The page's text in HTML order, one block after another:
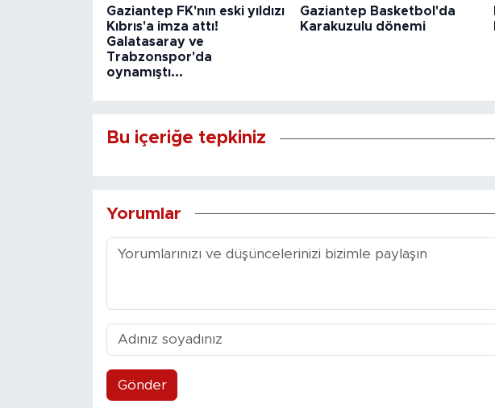
Gaziantep FK'nın eski yıldızı
Kıbrıs'a imza attı!
Galatasaray ve
Trabzonspor'da
oynamıştı...
Gaziantep Basketbol'da
Karakuzulu dönemi
Bu içeriğe tepkiniz
Yorumlar
Gönder